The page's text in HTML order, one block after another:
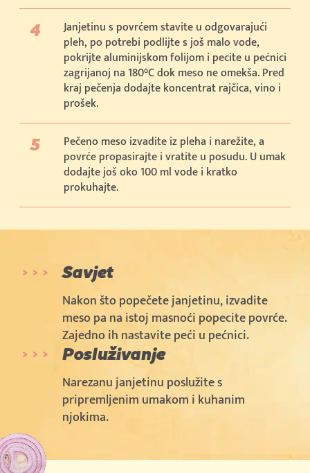
Janjetinu s povrćem stavite u odgovarajući
pleh, po potrebi podlijte s još malo vode,
pokrijte aluminijskom folijom i pecite u pećnici
zagrijanoj na 180°C dok meso ne omekša. Pred
kraj pečenja dodajte koncentrat rajčica, vino i
prošek.
Pečeno meso izvadite iz pleha i narežite, a
povrće propasirajte i vratite u posudu. U umak
dodajte još oko 100 ml vode i kratko
prokuhajte.
Savjet
Nakon što popečete janjetinu, izvadite
meso pa na istoj masnoći popecite povrće.
Zajedno ih nastavite peći u pećnici.
Posluživanje
Narezanu janjetinu poslužite s
pripremljenim umakom i kuhanim
njokima.